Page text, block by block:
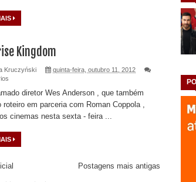
Kingdom
Kruczyński
quinta-feira, outubro 11, 2012
diretor Wes Anderson , que também
roteiro em parceria com Roman Coppola ,
cinemas nesta sexta - feira ...
Postagens mais antigas